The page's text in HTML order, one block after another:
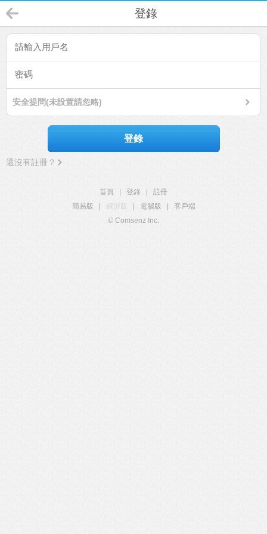
登錄
安全提問(未設置請忽略)
登錄
還沒有註冊？
首頁 登錄
註冊
簡易版
觸屏版 電腦版
客戶端
© Comsenz Inc.